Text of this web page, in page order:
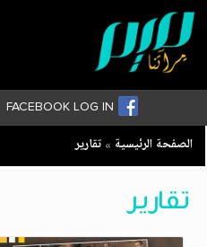
FACEBOOK LOG IN
Breadcrumb
الصفحة الرئيسية تقارير
تقارير